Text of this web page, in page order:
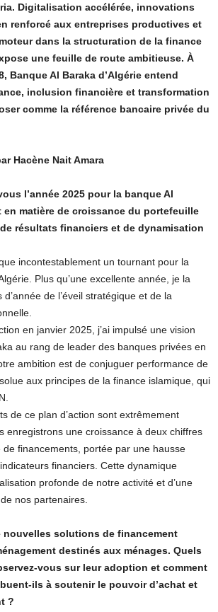
Digitalisation accélérée, innovations
renforcé aux entreprises productives et
dans la structuration de la finance
une feuille de route ambitieuse. À
Banque Al Baraka d’Algérie entend
inclusion financière et transformation
comme la référence bancaire privée du
Hacène Nait Amara
l’année 2025 pour la banque Al
en matière de croissance du portefeuille
résultats financiers et de dynamisation
incontestablement un tournant pour la
Plus qu’une excellente année, je la
de l’éveil stratégique et de la
en janvier 2025, j’ai impulsé une vision
au rang de leader des banques privées en
ambition est de conjuguer performance de
aux principes de la finance islamique, qui
de ce plan d’action sont extrêmement
enregistrons une croissance à deux chiffres
financements, portée par une hausse
financiers. Cette dynamique
profonde de notre activité et d’une
nos partenaires.
nouvelles solutions de financement
destinés aux ménages. Quels
vous sur leur adoption et comment
ils à soutenir le pouvoir d’achat et
?